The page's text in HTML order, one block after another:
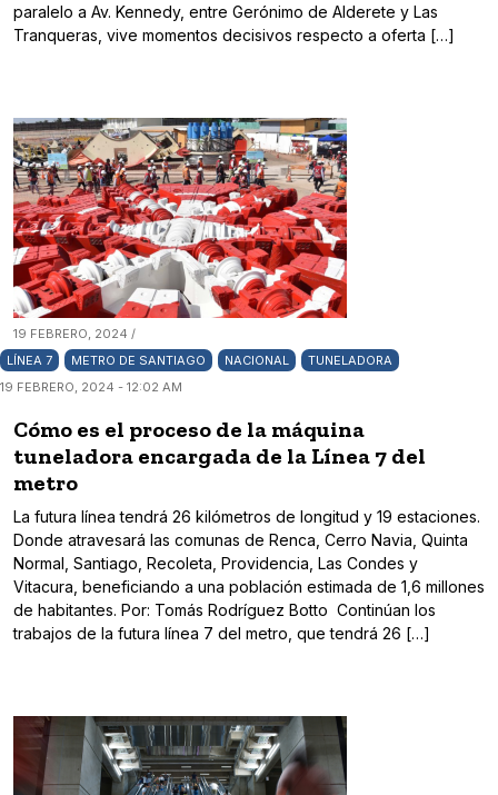
paralelo a Av. Kennedy, entre Gerónimo de Alderete y Las
Tranqueras, vive momentos decisivos respecto a oferta […]
19 FEBRERO, 2024 /
LÍNEA 7
METRO DE SANTIAGO NACIONAL
TUNELADORA
19 FEBRERO, 2024 - 12:02 AM
Cómo es el proceso de la máquina
tuneladora encargada de la Línea 7 del
metro
La futura línea tendrá 26 kilómetros de longitud y 19 estaciones.
Donde atravesará las comunas de Renca, Cerro Navia, Quinta
Normal, Santiago, Recoleta, Providencia, Las Condes y
Vitacura, beneficiando a una población estimada de 1,6 millones
de habitantes. Por: Tomás Rodríguez Botto Continúan los
trabajos de la futura línea 7 del metro, que tendrá 26 […]